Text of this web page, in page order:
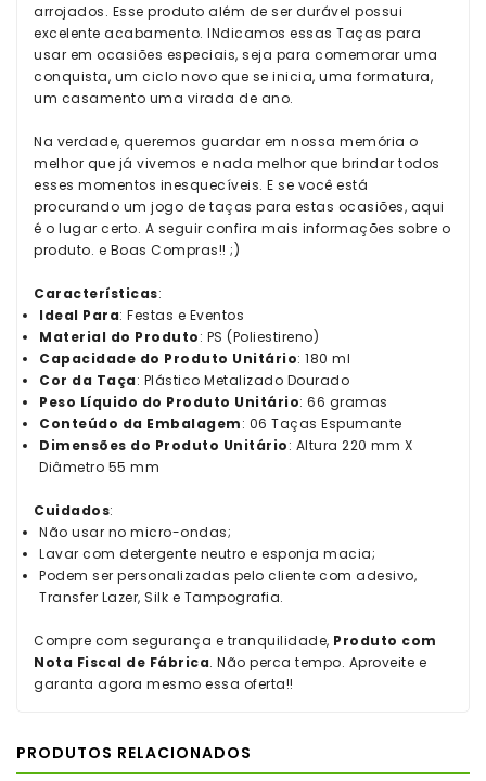
arrojados. Esse produto além de ser durável possui
excelente acabamento. INdicamos essas Taças para
usar em ocasiões especiais, seja para comemorar uma
conquista, um ciclo novo que se inicia, uma formatura,
um casamento uma virada de ano.
Na verdade, queremos guardar em nossa memória o
melhor que já vivemos e nada melhor que brindar todos
esses momentos inesquecíveis. E se você está
procurando um jogo de taças para estas ocasiões, aqui
é o lugar certo. A seguir confira mais informações sobre o
produto. e Boas Compras!! ;)
Características:
Ideal Para: Festas e Eventos
Material do Produto: PS (Poliestireno)
Capacidade do Produto Unitário: 180 ml
Cor da Taça: Plástico Metalizado Dourado
Peso Líquido do Produto Unitário: 66 gramas
Conteúdo da Embalagem: 06 Taças Espumante
Dimensões do Produto Unitário: Altura 220 mm X
Diâmetro 55 mm
Cuidados:
Não usar no micro-ondas;
Lavar com detergente neutro e esponja macia;
Podem ser personalizadas pelo cliente com adesivo,
Transfer Lazer, Silk e Tampografia.
Compre com segurança e tranquilidade, Produto com
Nota Fiscal de Fábrica. Não perca tempo. Aproveite e
garanta agora mesmo essa oferta!!
PRODUTOS RELACIONADOS